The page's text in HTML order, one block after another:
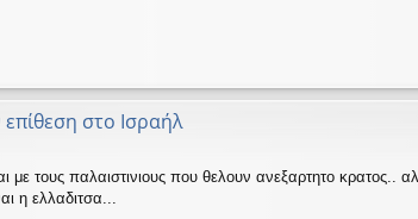
στο Ισραήλ
τους παλαιστινιους που θελουν ανεξαρτητο κρατος..
η ελλαδιτσα...